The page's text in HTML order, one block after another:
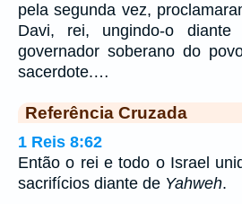
pela segunda vez,
Davi, rei, ungindo-o
governador soberano do
sacerdote.…
Referência Cruzada
1 Reis 8:62
Então o rei e todo o Israel
sacrifícios diante de Yahweh.